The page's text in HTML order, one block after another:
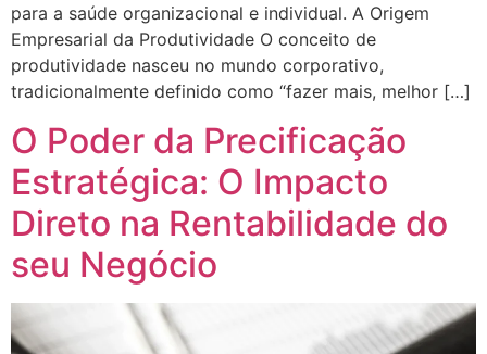
para a saúde organizacional e individual. A Origem
Empresarial da Produtividade O conceito de
produtividade nasceu no mundo corporativo,
tradicionalmente definido como “fazer mais, melhor […]
O Poder da Precificação
Estratégica: O Impacto
Direto na Rentabilidade do
seu Negócio